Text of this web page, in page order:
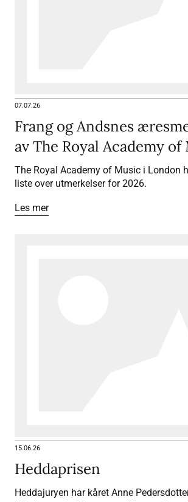
07.07.26
Frang og Andsnes
av The Royal Academy of
The Royal Academy of Music i London
liste over utmerkelser for 2026.
Les mer
15.06.26
Heddaprisen
Heddajuryen har kåret Anne